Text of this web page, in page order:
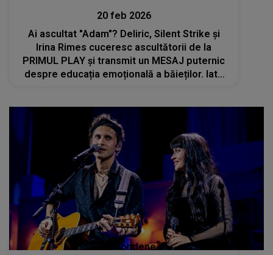
20 feb 2026
Ai ascultat "Adam"? Deliric, Silent Strike și
Irina Rimes cuceresc ascultătorii de la
PRIMUL PLAY și transmit un MESAJ puternic
despre educația emoțională a băieților. Iată
Stiri mondene